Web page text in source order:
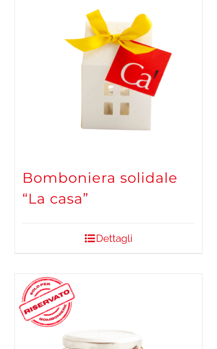
Bomboniera solidale
“La casa”
Dettagli